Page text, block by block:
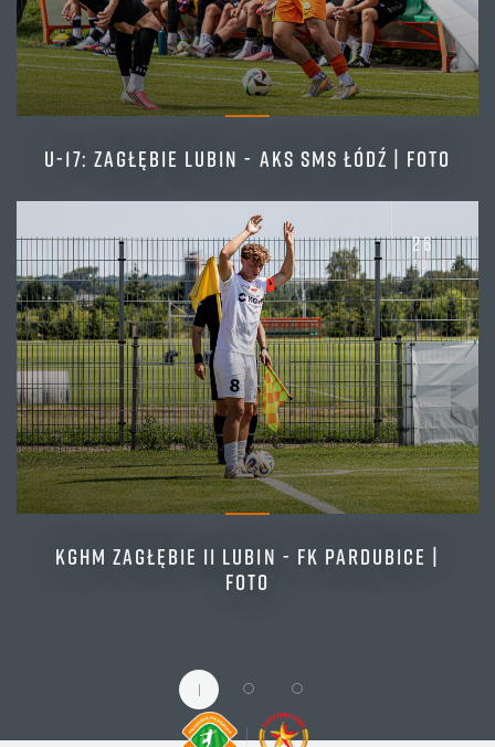
U-17: ZAGŁĘBIE LUBIN - AKS SMS ŁÓDŹ | FOTO
26
zdjęć
KGHM ZAGŁĘBIE II LUBIN - FK PARDUBICE |
FOTO
1